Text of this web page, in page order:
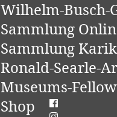
Wilhelm-Busch-
Sammlung
Sammlung
Ronald-Searle-
Museums-
Shop